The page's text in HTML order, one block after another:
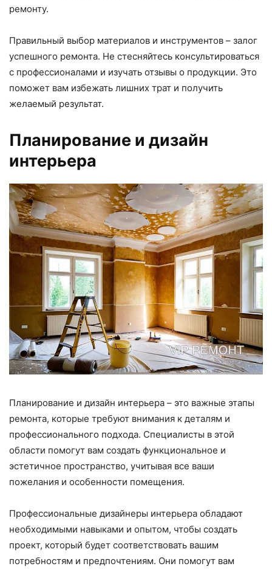
ремонту.
Правильный выбор материалов и инструментов – залог
успешного ремонта. Не стесняйтесь консультироваться
с профессионалами и изучать отзывы о продукции. Это
поможет вам избежать лишних трат и получить
желаемый результат.
Планирование и дизайн
интерьера
Планирование и дизайн интерьера – это важные этапы
ремонта, которые требуют внимания к деталям и
профессионального подхода. Специалисты в этой
области помогут вам создать функциональное и
эстетичное пространство, учитывая все ваши
пожелания и особенности помещения.
Профессиональные дизайнеры интерьера обладают
необходимыми навыками и опытом, чтобы создать
проект, который будет соответствовать вашим
потребностям и предпочтениям. Они помогут вам